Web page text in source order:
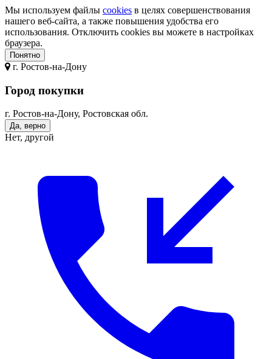
Мы используем файлы cookies в целях совершенствования
нашего веб-сайта, а также повышения удобства его
использования. Отключить cookies вы можете в настройках
браузера.
Понятно
г. Ростов-на-Дону
Город покупки
г. Ростов-на-Дону, Ростовская обл.
Да, верно
Нет, другой